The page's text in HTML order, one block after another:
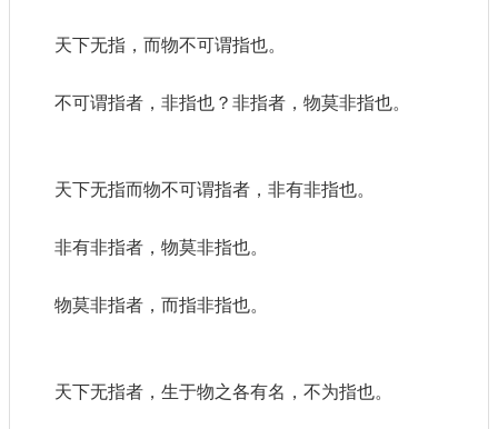
天下无指，而物不可谓指也。
不可谓指者，非指也？非指者，物莫非指也。
天下无指而物不可谓指者，非有非指也。
非有非指者，物莫非指也。
物莫非指者，而指非指也。
天下无指者，生于物之各有名，不为指也。